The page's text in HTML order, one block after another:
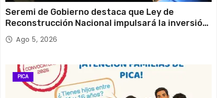
Seremi de Gobierno destaca que Ley de
Reconstrucción Nacional impulsará la inversión
y el empleo en Tarapacá
Ago 5, 2026
PICA